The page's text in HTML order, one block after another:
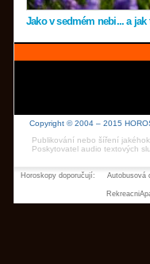
Jako v sedmém nebi... a jak
Copyright © 2004 – 2015
Publikování nebo šíření
Poskytovatel audio textových
Horoskopy doporučují: Autobusová